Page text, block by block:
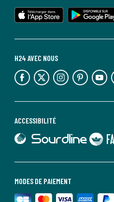
MODES DE PAIEMENT
ACCESSIBILITÉ
lien vers Sourdline
lien vers Faciliti
H24 AVEC NOUS
lien vers l'espace réseaux sociaux lien vers l'espace réseaux sociaux lien vers l'espace réseaux sociaux lien vers l'espace réseaux sociaux lien vers l'espace réseaux sociaux
lien vers l'app store
lien vers google play